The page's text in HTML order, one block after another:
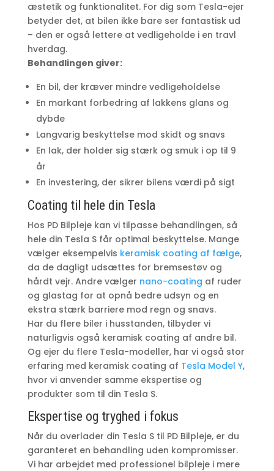
æstetik og funktionalitet. For dig som Tesla-ejer
betyder det, at bilen ikke bare ser fantastisk ud
– den er også lettere at vedligeholde i en travl
hverdag.
Behandlingen giver:
En bil, der kræver mindre vedligeholdelse
En markant forbedring af lakkens glans og
dybde
Langvarig beskyttelse mod skidt og snavs
En lak, der holder sig stærk og smuk i op til 9
år
En investering, der sikrer bilens værdi på sigt
Coating til hele din Tesla
Hos PD Bilpleje kan vi tilpasse behandlingen, så
hele din Tesla S får optimal beskyttelse. Mange
vælger eksempelvis keramisk coating af fælge,
da de dagligt udsættes for bremsestøv og
hårdt vejr. Andre vælger nano-coating af ruder
og glastag for at opnå bedre udsyn og en
ekstra stærk barriere mod regn og snavs.
Har du flere biler i husstanden, tilbyder vi
naturligvis også keramisk coating af andre bil.
Og ejer du flere Tesla-modeller, har vi også stor
erfaring med keramisk coating af Tesla Model Y,
hvor vi anvender samme ekspertise og
produkter som til din Tesla S.
Ekspertise og tryghed i fokus
Når du overlader din Tesla S til PD Bilpleje, er du
garanteret en behandling uden kompromisser.
Vi har arbejdet med professionel bilpleje i mere